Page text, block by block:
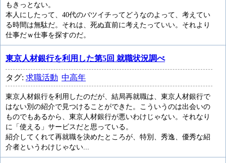
もきっとない。
本人にしたって、40代のバツイチってどうなのよって、考えてい
る時間は無駄だ。それは、死ぬ直前に考えたっていい。それより
仕事だｗ仕事を探すのだ。
東京人材銀行を利用した第5回 就職状況調べ
タグ: 求職活動 中高年
東京人材銀行を利用したのだが、結局再就職は、東京人材銀行で
はない別の紹介で見つけることができた。こういうのは出会いの
ものでもあるから、東京人材銀行が悪いわけじゃない。それなり
に「使える」サービスだと思っている。
紹介してくれて再就職を決めたところが、特別、秀逸、優秀な紹
介者というわけじゃない...